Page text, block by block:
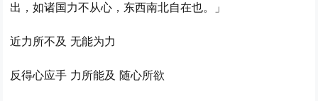
出，如诸国力不从心，东西南北自在也。」
近力所不及 无能为力
反得心应手 力所能及 随心所欲